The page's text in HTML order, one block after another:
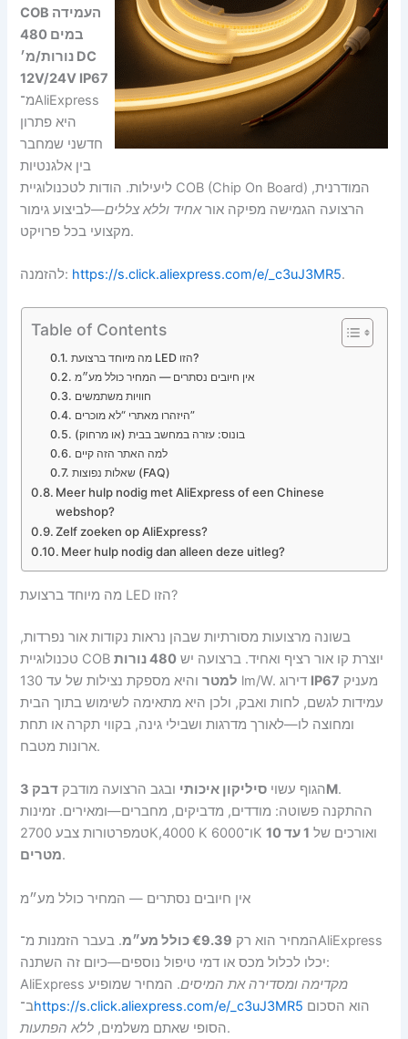
COB העמידה
במים 480
נורות/מ׳ DC
12V/24V IP67
מ־AliExpress
היא פתרון
חדשני שמחבר
בין אלגנטיות
ליעילות. הודות לטכנולוגיית COB (Chip On Board) המודרנית,
הרצועה הגמישה מפיקה אוראחיד וללא צללים—לביצוע גימור
מקצועי בכל פרויקט.
להזמנה: https://s.click.aliexpress.com/e/_c3uJ3MR5.
Table of Contents
מה מיוחד ברצועת LED הזו?
אין חיובים נסתרים — המחיר כולל מע״מ
חוויות משתמשים
היזהרו מאתרי “לא מוכרים”
בונוס: עזרה במחשב בבית (או מרחוק)
למה האתר הזה קיים
שאלות נפוצות (FAQ)
Meer hulp nodig met AliExpress of een Chinese
webshop?
Zelf zoeken op AliExpress?
Meer hulp nodig dan alleen deze uitleg?
מה מיוחד ברצועת LED הזו?
בשונה מרצועות מסורתיות שבהן נראות נקודות אור נפרדות,
טכנולוגיית COB יוצרת קו אור רציף ואחיד. ברצועה יש
480 נורות
למטר
IP67
עמידות לגשם, לחות ואבק, ולכן היא מתאימה לשימוש בתוך הבית
ומחוצה לו—לאורך מדרגות ושבילי גינה, בקווי תקרה או תחת
ארונות מטבח.
הגוף עשוי סיליקון איכותי ובגב הרצועה מודבק דבק 3M.
ההתקנה פשוטה: מודדים, מדביקים, מחברים—ומאירים. זמינות
טמפרטורות צבע 2700K,‏ 4000K ו־6000K ואורכים של
1 עד 10
מטרים.
אין חיובים נסתרים — המחיר כולל מע״מ
המחיר הוא רק €9.39 כולל מע״מ
. בעבר הזמנות מ־AliExpress
יכלו לכלול מכס או דמי טיפול נוספים—כיום זה השתנה:
AliExpress
מקדימה ומסדירה את המיסים. המחיר שמופיע
ב־https://s.click.aliexpress.com/e/_c3uJ3MR5
הסופי שאתם משלמים, ללא הפתעות .